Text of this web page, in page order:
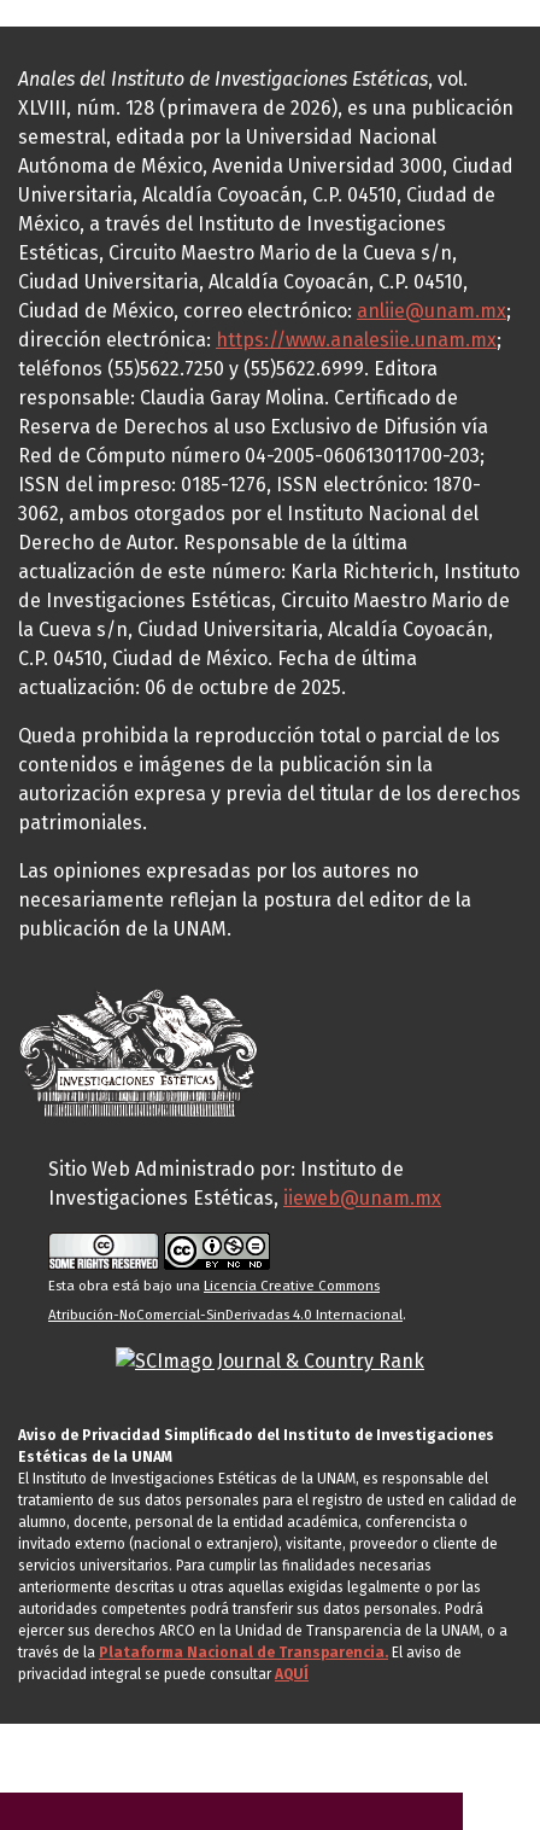
Anales del Instituto de Investigaciones Estéticas, vol.
XLVIII, núm. 128 (primavera de 2026), es una publicación
semestral, editada por la Universidad Nacional
Autónoma de México, Avenida Universidad 3000, Ciudad
Universitaria, Alcaldía Coyoacán, C.P. 04510, Ciudad de
México, a través del Instituto de Investigaciones
Estéticas, Circuito Maestro Mario de la Cueva s/n,
Ciudad Universitaria, Alcaldía Coyoacán, C.P. 04510,
Ciudad de México, correo electrónico: anliie@unam.mx;
dirección electrónica: https://www.analesiie.unam.mx;
teléfonos (55)5622.7250 y (55)5622.6999. Editora
responsable: Claudia Garay Molina. Certificado de
Reserva de Derechos al uso Exclusivo de Difusión vía
Red de Cómputo número 04-2005-060613011700-203;
ISSN del impreso: 0185-1276, ISSN electrónico: 1870-
3062, ambos otorgados por el Instituto Nacional del
Derecho de Autor. Responsable de la última
actualización de este número: Karla Richterich, Instituto
de Investigaciones Estéticas, Circuito Maestro Mario de
la Cueva s/n, Ciudad Universitaria, Alcaldía Coyoacán,
C.P. 04510, Ciudad de México. Fecha de última
actualización: 06 de octubre de 2025.
Queda prohibida la reproducción total o parcial de los
contenidos e imágenes de la publicación sin la
autorización expresa y previa del titular de los derechos
patrimoniales.
Las opiniones expresadas por los autores no
necesariamente reflejan la postura del editor de la
publicación de la UNAM.
Sitio Web Administrado por: Instituto de
Investigaciones Estéticas, iieweb@unam.mx
Esta obra está bajo una Licencia Creative Commons
Atribución-NoComercial-SinDerivadas 4.0 Internacional.
Aviso de Privacidad Simplificado del Instituto de Investigaciones
Estéticas de la UNAM
El Instituto de Investigaciones Estéticas de la UNAM, es responsable del
tratamiento de sus datos personales para el registro de usted en calidad de
alumno, docente, personal de la entidad académica, conferencista o
invitado externo (nacional o extranjero), visitante, proveedor o cliente de
servicios universitarios. Para cumplir las finalidades necesarias
anteriormente descritas u otras aquellas exigidas legalmente o por las
autoridades competentes podrá transferir sus datos personales. Podrá
ejercer sus derechos ARCO en la Unidad de Transparencia de la UNAM, o a
través de la Plataforma Nacional de Transparencia. El aviso de
privacidad integral se puede consultarAQUÍ